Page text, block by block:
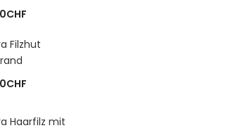
CHF
Filzhut
CHF
Haarfilz mit